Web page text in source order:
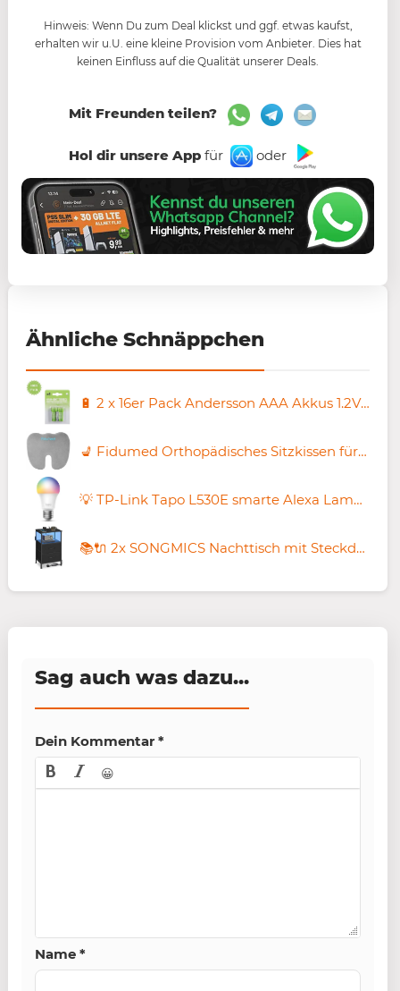
Hinweis: Wenn Du zum Deal klickst und ggf. etwas kaufst,
erhalten wir u.U. eine kleine Provision vom Anbieter. Dies hat
keinen Einfluss auf die Qualität unserer Deals.
Mit Freunden teilen?
Hol dir unsere Appfür oder
Ähnliche Schnäppchen
🔋 2 x 16er Pack Andersson AAA Akkus 1.2V 500mAh für 16,88€ (statt 44€)
💺 Fidumed Orthopädisches Sitzkissen für 9,89€ (statt 18€)
💡 TP-Link Tapo L530E smarte Alexa Lampe E27 für 5,99€ (statt 10€) – 4 Stück für nur 25,80€
📚🔌 2x SONGMICS Nachttisch mit Steckdose & LED für 43,99€ (statt 50€)
Sag auch was dazu...
Dein Kommentar *
😀
Name *